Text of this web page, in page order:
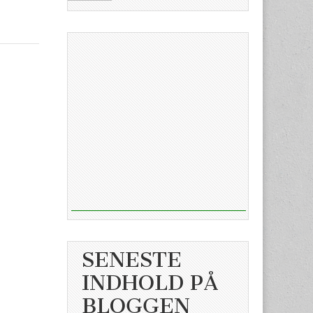
SENESTE
INDHOLD PÅ
BLOGGEN